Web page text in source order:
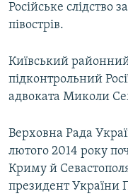
Російське слідство
півострів.
Київський
підконтрольний
адвоката Миколи
Верховна Рада
лютого 2014 року
Криму й
президент України